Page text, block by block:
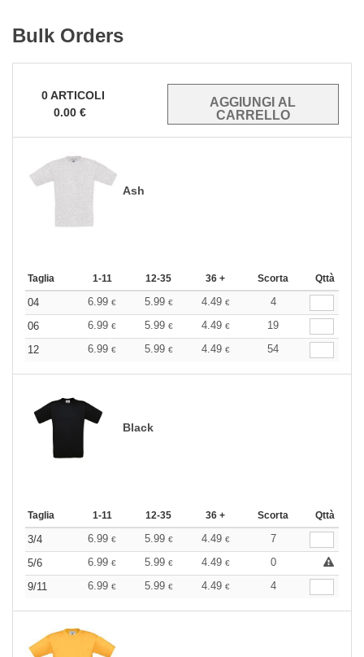
Bulk Orders
0ARTICOLI
0.00 €
Ash
Taglia 1-11 12-35 36 + Scorta Qttà
04 6.99 € 5.99 € 4.49 €
4
06
6.99 € 5.99 € 4.49 €
19
12
6.99 € 5.99 € 4.49 € 54
Black
Taglia 1-11 12-35 36 + Scorta Qttà
3/4 6.99 € 5.99 € 4.49 €
7
5/6
6.99 € 5.99 € 4.49 €
0
9/11
6.99 € 5.99 € 4.49 € 4